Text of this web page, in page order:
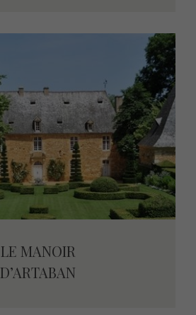
LE MANOIR
D’ARTABAN
LE MANOIR
D’ARTABAN